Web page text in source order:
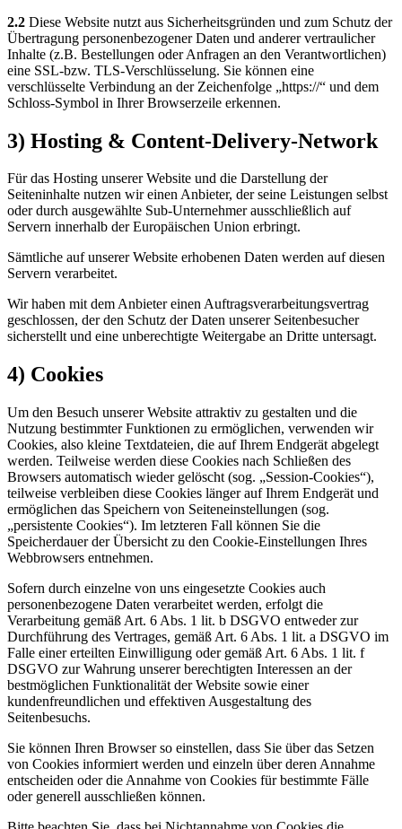
2.2 Diese Website nutzt aus Sicherheitsgründen und zum Schutz der
Übertragung personenbezogener Daten und anderer vertraulicher
Inhalte (z.B. Bestellungen oder Anfragen an den Verantwortlichen)
eine SSL-bzw. TLS-Verschlüsselung. Sie können eine
verschlüsselte Verbindung an der Zeichenfolge „https://“ und dem
Schloss-Symbol in Ihrer Browserzeile erkennen.
3) Hosting & Content-Delivery-Network
Für das Hosting unserer Website und die Darstellung der
Seiteninhalte nutzen wir einen Anbieter, der seine Leistungen selbst
oder durch ausgewählte Sub-Unternehmer ausschließlich auf
Servern innerhalb der Europäischen Union erbringt.
Sämtliche auf unserer Website erhobenen Daten werden auf diesen
Servern verarbeitet.
Wir haben mit dem Anbieter einen Auftragsverarbeitungsvertrag
geschlossen, der den Schutz der Daten unserer Seitenbesucher
sicherstellt und eine unberechtigte Weitergabe an Dritte untersagt.
4) Cookies
Um den Besuch unserer Website attraktiv zu gestalten und die
Nutzung bestimmter Funktionen zu ermöglichen, verwenden wir
Cookies, also kleine Textdateien, die auf Ihrem Endgerät abgelegt
werden. Teilweise werden diese Cookies nach Schließen des
Browsers automatisch wieder gelöscht (sog. „Session-Cookies“),
teilweise verbleiben diese Cookies länger auf Ihrem Endgerät und
ermöglichen das Speichern von Seiteneinstellungen (sog.
„persistente Cookies“). Im letzteren Fall können Sie die
Speicherdauer der Übersicht zu den Cookie-Einstellungen Ihres
Webbrowsers entnehmen.
Sofern durch einzelne von uns eingesetzte Cookies auch
personenbezogene Daten verarbeitet werden, erfolgt die
Verarbeitung gemäß Art. 6 Abs. 1 lit. b DSGVO entweder zur
Durchführung des Vertrages, gemäß Art. 6 Abs. 1 lit. a DSGVO im
Falle einer erteilten Einwilligung oder gemäß Art. 6 Abs. 1 lit. f
DSGVO zur Wahrung unserer berechtigten Interessen an der
bestmöglichen Funktionalität der Website sowie einer
kundenfreundlichen und effektiven Ausgestaltung des
Seitenbesuchs.
Sie können Ihren Browser so einstellen, dass Sie über das Setzen
von Cookies informiert werden und einzeln über deren Annahme
entscheiden oder die Annahme von Cookies für bestimmte Fälle
oder generell ausschließen können.